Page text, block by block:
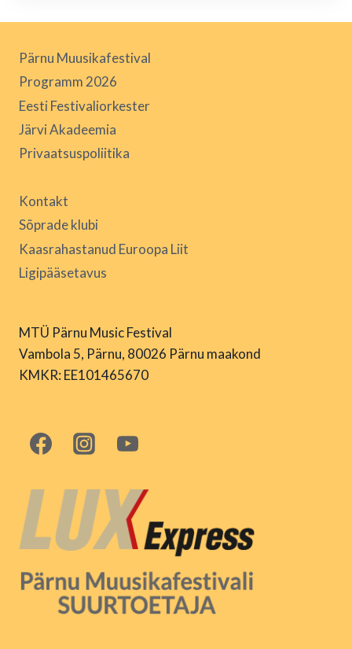
Pärnu Muusikafestival
Programm 2026
Eesti Festivaliorkester
Järvi Akadeemia
Privaatsuspoliitika
Kontakt
Sõprade klubi
Kaasrahastanud Euroopa Liit
Ligipääsetavus
MTÜ Pärnu Music Festival
Vambola 5, Pärnu, 80026 Pärnu maakond
KMKR: EE101465670